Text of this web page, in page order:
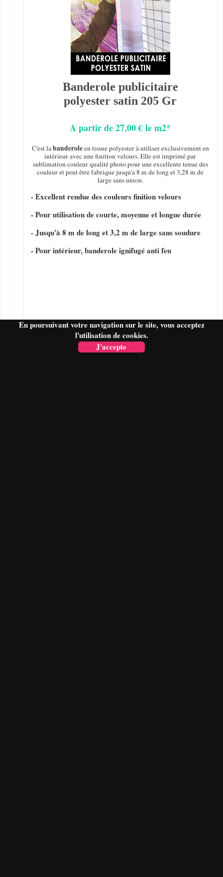
En poursuivant votre navigation sur le site, vous acceptez
l'utilisation de cookies.
J'accepte
Banderole publicitaire
polyester satin 205 Gr
A partir de 27,00 € le m2*
C'est labanderoleen tissue polyester à utiliser exclusivement en
intérieur avec une finition velours. Elle est imprimé par
sublimation couleur qualité photo pour une excellente tenue des
couleur et peut être fabrique jusqu'a 8 m de long et 3,28 m de
large sans union.
- Excellent rendue des couleurs finition velours
- Pour utilisation de courte, moyenne et longue durée
- Jusqu'à 8 m de long et 3,2 m de large sans soudure
- Pour intérieur, banderole ignifugé anti feu